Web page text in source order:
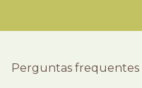
Perguntas frequentes